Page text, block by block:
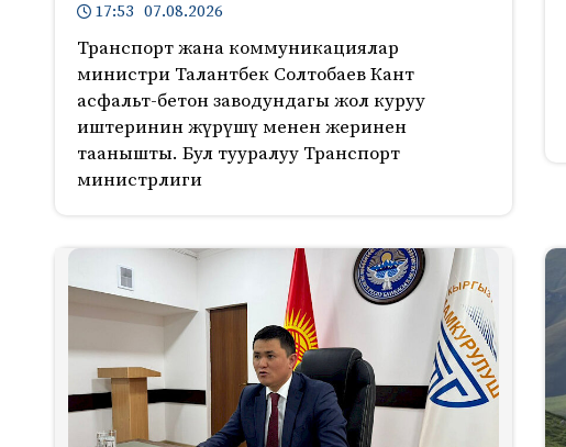
17:53 07.08.2026
Транспорт жана коммуникациялар
министри Талантбек Солтобаев Кант
асфальт-бетон заводундагы жол куруу
иштеринин жүрүшү менен жеринен
таанышты. Бул тууралуу Транспорт
министрлиги